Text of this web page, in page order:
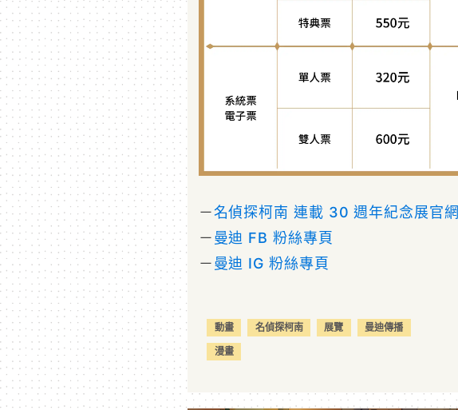
－名偵探柯南 連載 30 週年紀念展官網
－曼迪 FB 粉絲專頁
－曼迪 IG 粉絲專頁
動畫 名偵探柯南 展覽
曼迪傳播
漫畫